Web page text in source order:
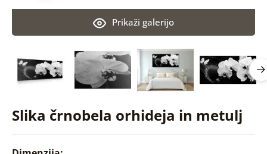
Slika črnobela orhideja in metulj
Prikaži galerijo